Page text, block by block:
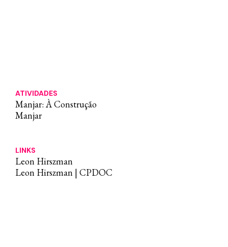
ATIVIDADES
Manjar: À Construção
Manjar
LINKS
Leon Hirszman
Leon Hirszman | CPDOC